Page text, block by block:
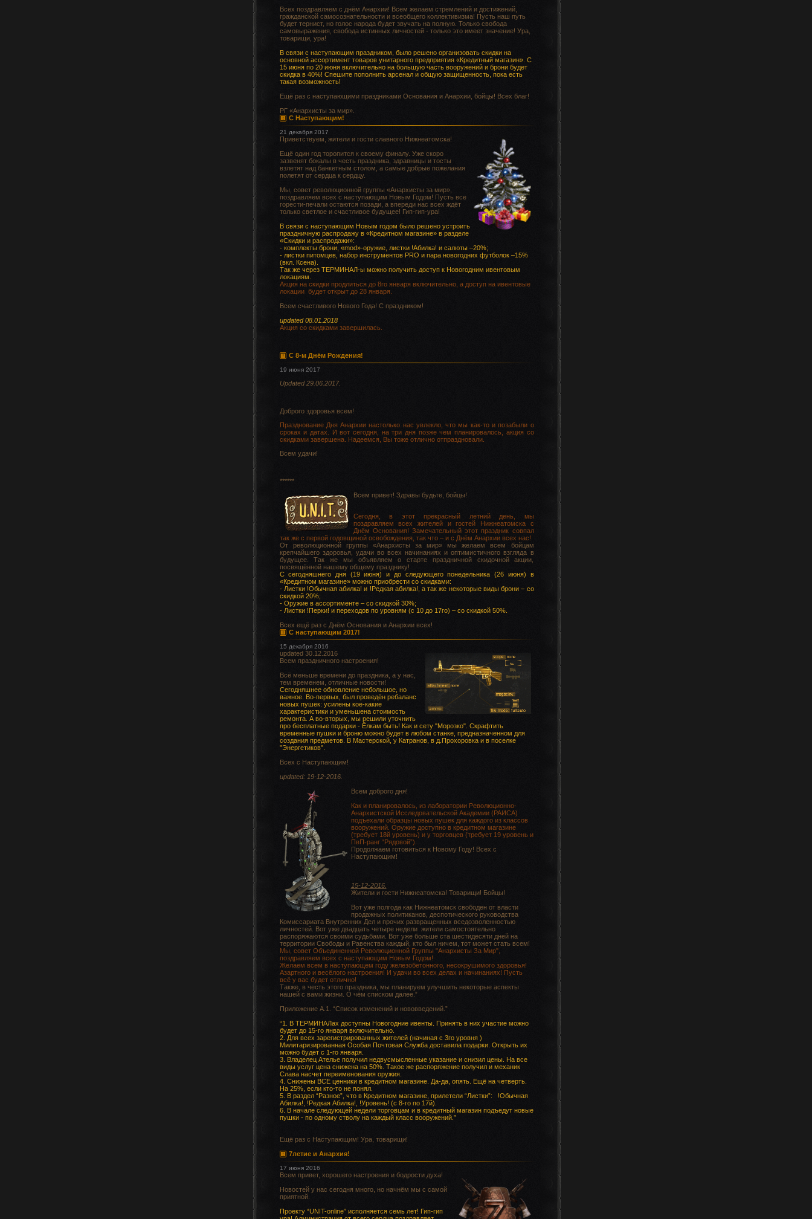
Всех поздравляем с днём Анархии! Всем желаем стремлений и достижений,
гражданской самосознательности и всеобщего коллективизма! Пусть наш путь
будет тернист, но голос народа будет звучать на полную. Только свобода
самовыражения, свобода истинных личностей - только это имеет значение! Ура,
товарищи, ура!
В связи с наступающим праздником, было решено организовать скидки на
основной ассортимент товаров унитарного предприятия «Кредитный магазин». С
15 июня по 20 июня включительно на большую часть вооружений и брони будет
скидка в 40%! Спешите пополнить арсенал и общую защищенность, пока есть
такая возможность!
Ещё раз с наступающими праздниками Основания и Анархии, бойцы! Всех благ!
РГ «Анархисты за мир».
С Наступающим!
21 декабря 2017
Приветствуем, жители и гости славного Нижнеатомска!
Ещё один год торопится к своему финалу. Уже скоро
зазвенят бокалы в честь праздника, здравницы и тосты
взлетят над банкетным столом, а самые добрые пожелания
полетят от сердца к сердцу.
Мы, совет революционной группы «Анархисты за мир»,
поздравляем всех с наступающим Новым Годом! Пусть все
горести-печали остаются позади, а впереди нас всех ждёт
только светлое и счастливое будущее! Гип-гип-ура!
В связи с наступающим Новым годом было решено устроить
праздничную распродажу в «Кредитном магазине» в разделе
«Скидки и распродажи»:
- комплекты брони, «mod»-оружие, листки !Абилка! и салюты –20%;
- листки питомцев, набор инструментов PRO и пара новогодних футболок –15%
(вкл. Ксена).
Так же через ТЕРМИНАЛ-ы можно получить доступ к Новогодним ивентовым
локациям.
Акция на скидки продлиться до 8го января включительно, а доступ на ивентовые
локации будет открыт до 28 января.
Всем счастливого Нового Года! С праздником!
updated 08.01.2018
Акция со скидками завершилась.
С 8-м Днём Рождения!
19 июня 2017
Updated 29.06.2017.
Доброго здоровья всем!
Празднование Дня Анархии настолько нас увлекло, что мы как-то и позабыли о
сроках и датах. И вот сегодня, на три дня позже чем планировалось, акция со
скидками завершена. Надеемся, Вы тоже отлично отпраздновали.
Всем удачи!
******
Всем привет! Здравы будьте, бойцы!
Сегодня, в этот прекрасный летний день, мы
поздравляем всех жителей и гостей Нижнеатомска с
Днём Основания! Замечательный этот праздник совпал
так же с первой годовщиной освобождения, так что – и с Днём Анархии всех нас!
От революционной группы «Анархисты за мир» мы желаем всем бойцам
крепчайшего здоровья, удачи во всех начинаниях и оптимистичного взгляда в
будущее. Так же мы объявляем о старте праздничной скидочной акции,
посвящённой нашему общему празднику!
С сегодняшнего дня (19 июня) и до следующего понедельника (26 июня) в
«Кредитном магазине» можно приобрести со скидками:
- Листки !Обычная абилка! и !Редкая абилка!, а так же некоторые виды брони – со
скидкой 20%;
- Оружие в ассортименте – со скидкой 30%;
- Листки !Перки! и переходов по уровням (с 10 до 17го) – со скидкой 50%.
Всех ещё раз с Днём Основания и Анархии всех!
С наступающим 2017!
15 декабря 2016
updated 30.12.2016
Всем праздничного настроения!
Всё меньше времени до праздника, а у нас,
тем временем, отличные новости!
Сегодняшнее обновление небольшое, но
важное. Во-первых, был проведён ребаланс
новых пушек: усилены кое-какие
характеристики и уменьшена стоимость
ремонта. А во-вторых, мы решили уточнить
про бесплатные подарки - Ёлкам быть! Как и сету "Морозко". Скрафтить
временные пушки и броню можно будет в любом станке, предназначенном для
создания предметов. В Мастерской, у Катранов, в д.Прохоровка и в поселке
"Энергетиков".
Всех с Наступающим!
updated: 19-12-2016.
Всем доброго дня!
Как и планировалось, из лаборатории Революционно-
Анархистской Исследовательской Академии (РАИСА)
подъехали образцы новых пушек для каждого из классов
вооружений. Оружие доступно в кредитном магазине
(требует 18й уровень) и у торговцев (требует 19 уровень и
ПвП-ранг “Рядовой”).
Продолжаем готовиться к Новому Году! Всех с
Наступающим!
15-12-2016.
Жители и гости Нижнеатомска! Товарищи! Бойцы!
Вот уже полгода как Нижнеатомск свободен от власти
продажных политиканов, деспотического руководства
Комиссариата Внутренних Дел и прочих развращенных вседозволенностью
личностей. Вот уже двадцать четыре недели жители самостоятельно
распоряжаются своими судьбами. Вот уже больше ста шестидесяти дней на
территории Свободы и Равенства каждый, кто был ничем, тот может стать всем!
Мы, совет Объединенной Революционной Группы "Анархисты За Мир",
поздравляем всех с наступающим Новым Годом!
Желаем всем в наступающем году железобетонного, несокрушимого здоровья!
Азартного и весёлого настроения! И удачи во всех делах и начинаниях! Пусть
всё у вас будет отлично!
Также, в честь этого праздника, мы планируем улучшить некоторые аспекты
нашей с вами жизни. О чём списком далее.”
Приложение А.1. “Список изменений и нововведений.”
“1. В ТЕРМИНАЛах доступны Новогодние ивенты. Принять в них участие можно
будет до 15-го января включительно.
2. Для всех зарегистрированных жителей (начиная с 3го уровня )
Милитаризированная Особая Почтовая Служба доставила подарки. Открыть их
можно будет с 1-го января.
3. Владелец Ателье получил недвусмысленные указание и снизил цены. На все
виды услуг цена снижена на 50%. Такое же распоряжение получил и механик
Слава насчет переименования оружия.
4. Снижены ВСЕ ценники в кредитном магазине. Да-да, опять. Ещё на четверть.
На 25%, если кто-то не понял.
5. В раздел “Разное”, что в Кредитном магазине, прилетели “Листки”: !Обычная
Абилка!, !Редкая Абилка!, !Уровень! (с 8-го по 17й).
6. В начале следующей недели торговцам и в кредитный магазин подъедут новые
пушки - по одному стволу на каждый класс вооружений.”
Ещё раз с Наступающим! Ура, товарищи!
7летие и Анархия!
17 июня 2016
Всем привет, хорошего настроения и бодрости духа!
Новостей у нас сегодня много, но начнём мы с самой
приятной.
Проекту “UNIT-online” исполняется семь лет! Гип-гип